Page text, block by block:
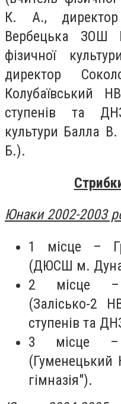
К. А.,
Вербецька ЗОШ
фізичної
директор
Колубаївський
ступенів та
культури Балла
Б.).
Юнаки 2002-2003
1 місце –
(ДЮСШ м.
2 місце –
(Залісько-2
ступенів та
3 місце –
(Гуменецький
гімназія").